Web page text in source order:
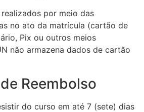
por meio das
no ato da matrícula (cartão de
Pix ou outros meios
não armazena dados de cartão
Reembolso
do curso em até 7 (sete) dias